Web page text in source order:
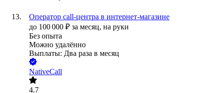
Оператор call-центра в интернет-магазине
до 100 000 ₽ за месяц, на руки
Без опыта
Можно удалённо
Выплаты: Два раза в месяц
NativeCall
4.7